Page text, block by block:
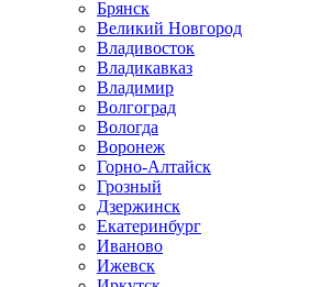
Брянск
Великий Новгород
Владивосток
Владикавказ
Владимир
Волгоград
Вологда
Воронеж
Горно-Алтайск
Грозный
Дзержинск
Екатеринбург
Иваново
Ижевск